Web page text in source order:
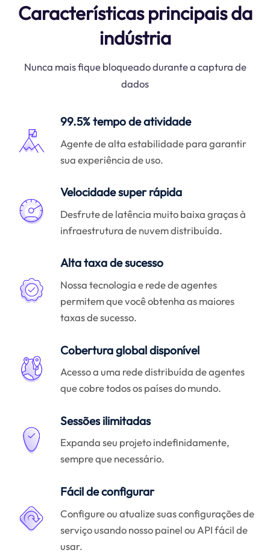
Características principais da
indústria
Nunca mais fique bloqueado durante a captura de
dados
99.5% tempo de atividade
Agente de alta estabilidade para garantir
sua experiência de uso.
Velocidade super rápida
Desfrute de latência muito baixa graças à
infraestrutura de nuvem distribuída.
Alta taxa de sucesso
Nossa tecnologia e rede de agentes
permitem que você obtenha as maiores
taxas de sucesso.
Cobertura global disponível
Acesso a uma rede distribuída de agentes
que cobre todos os países do mundo.
Sessões ilimitadas
Expanda seu projeto indefinidamente,
sempre que necessário.
Fácil de configurar
Configure ou atualize suas configurações de
serviço usando nosso painel ou API fácil de
usar.